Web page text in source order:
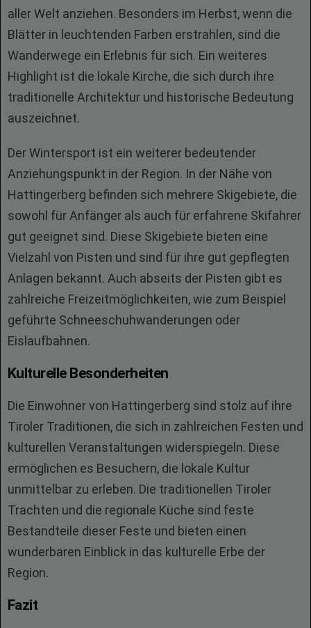
aller Welt anziehen. Besonders im Herbst, wenn die
Blätter in leuchtenden Farben erstrahlen, sind die
Wanderwege ein Erlebnis für sich. Ein weiteres
Highlight ist die lokale Kirche, die sich durch ihre
traditionelle Architektur und historische Bedeutung
auszeichnet.
Der Wintersport ist ein weiterer bedeutender
Anziehungspunkt in der Region. In der Nähe von
Hattingerberg befinden sich mehrere Skigebiete, die
sowohl für Anfänger als auch für erfahrene Skifahrer
gut geeignet sind. Diese Skigebiete bieten eine
Vielzahl von Pisten und sind für ihre gut gepflegten
Anlagen bekannt. Auch abseits der Pisten gibt es
zahlreiche Freizeitmöglichkeiten, wie zum Beispiel
geführte Schneeschuhwanderungen oder
Eislaufbahnen.
Kulturelle Besonderheiten
Die Einwohner von Hattingerberg sind stolz auf ihre
Tiroler Traditionen, die sich in zahlreichen Festen und
kulturellen Veranstaltungen widerspiegeln. Diese
ermöglichen es Besuchern, die lokale Kultur
unmittelbar zu erleben. Die traditionellen Tiroler
Trachten und die regionale Küche sind feste
Bestandteile dieser Feste und bieten einen
wunderbaren Einblick in das kulturelle Erbe der
Region.
Fazit